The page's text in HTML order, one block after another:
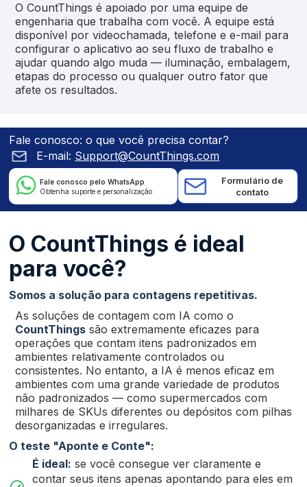
O CountThings é apoiado por uma equipe de
engenharia que trabalha com você. A equipe está
disponível por videochamada, telefone e e-mail para
configurar o aplicativo ao seu fluxo de trabalho e
ajudar quando algo muda — iluminação, embalagem,
etapas do processo ou qualquer outro fator que
afete os resultados.
Fale conosco: o que você precisa contar?
E-mail: Support@CountThings.com
Fale conosco pelo WhatsApp
Obtenha suporte e personalização
Formulário de
contato
O CountThings é ideal
para você?
Somos a solução para contagens repetitivas.
As soluções de contagem com IA como o
CountThingssão extremamente eficazes para
operações que contam itens padronizados em
ambientes relativamente controlados ou
consistentes. No entanto, a IA é menos eficaz em
ambientes com uma grande variedade de produtos
não padronizados — como supermercados com
milhares de SKUs diferentes ou depósitos com pilhas
desorganizadas e irregulares.
O teste "Aponte e Conte":
É ideal: se você consegue ver claramente e
contar seus itens apenas apontando para eles em